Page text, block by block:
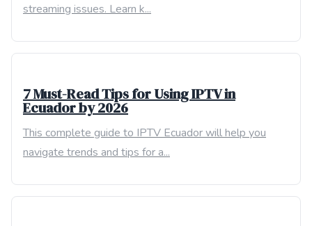
streaming issues. Learn k...
7 Must-Read Tips for Using IPTV in
Ecuador by 2026
This complete guide to IPTV Ecuador will help you
navigate trends and tips for a...